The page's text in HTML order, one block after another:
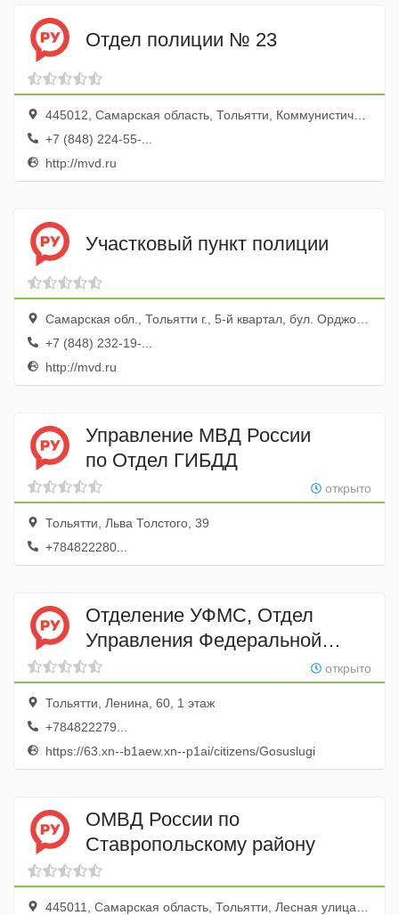
Отдел полиции № 23
445012, Самарская область, Тольятти, Коммунистическая улица, 120
+7 (848) 224-55-...
http://mvd.ru
Участковый пункт полиции
Самарская обл., Тольятти г., 5-й квартал, бул. Орджоникидзе, 7
+7 (848) 232-19-...
http://mvd.ru
Управление МВД России
по Отдел ГИБДД
открыто
Тольятти, Льва Толстого, 39
+784822280...
Отделение УФМС, Отдел
Управления Федеральной
Миграционной Службы России
по Самарской области
в Центральном районе г.
открыто
Тольятти, Ленина, 60, 1 этаж
+784822279...
https://63.xn--b1aew.xn--p1ai/citizens/Gosuslugi
ОМВД России по
Ставропольскому району
445011, Самарская область, Тольятти, Лесная улица, 52А